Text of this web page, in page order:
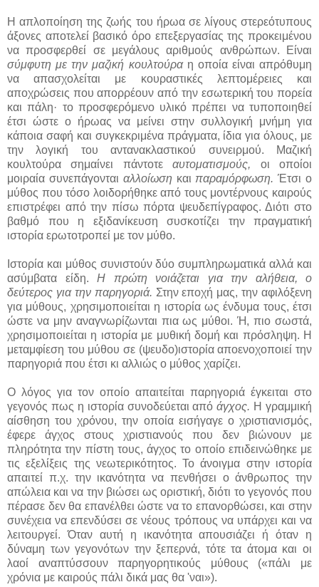
Η απλοποίηση της ζωής του ήρωα σε λίγους στερεότυπους
άξονες αποτελεί βασικό όρο επεξεργασίας της προκειμένου
να προσφερθεί σε μεγάλους αριθμούς ανθρώπων. Είναι
σύμφυτη με την μαζική κουλτούραη οποία είναι απρόθυμη
να απασχολείται με κουραστικές λεπτομέρειες και
αποχρώσεις που απορρέουν από την εσωτερική του πορεία
και πάλη· το προσφερόμενο υλικό πρέπει να τυποποιηθεί
έτσι ώστε ο ήρωας να μείνει στην συλλογική μνήμη για
κάποια σαφή και συγκεκριμένα πράγματα, ίδια για όλους, με
την λογική του αντανακλαστικού συνειρμού. Μαζική
κουλτούρα σημαίνει πάντοτεαυτοματισμούς, οι οποίοι
μοιραία συνεπάγονται αλλοίωση και παραμόρφωση. Έτσι ο
μύθος που τόσο λοιδορήθηκε από τους μοντέρνους καιρούς
επιστρέφει από την πίσω πόρτα ψευδεπίγραφος. Διότι στο
βαθμό που η εξιδανίκευση συσκοτίζει την πραγματική
ιστορία ερωτοτροπεί με τον μύθο.
Ιστορία και μύθος συνιστούν δύο συμπληρωματικά αλλά και
ασύμβατα είδη. Η πρώτη νοιάζεται για την αλήθεια, ο
δεύτερος για την παρηγοριά. Στην εποχή μας, την αφιλόξενη
για μύθους, χρησιμοποιείται η ιστορία ως ένδυμα τους, έτσι
ώστε να μην αναγνωρίζωνται πια ως μύθοι. Ή, πιο σωστά,
χρησιμοποιείται η ιστορία με μυθική δομή και πρόσληψη. Η
μεταμφίεση του μύθου σε (ψευδο)ιστορία αποενοχοποιεί την
παρηγοριά που έτσι κι αλλιώς ο μύθος χαρίζει.
Ο λόγος για τον οποίο απαιτείται παρηγοριά έγκειται στο
γεγονός πως η ιστορία συνοδεύεται απόάγχος. Η γραμμική
αίσθηση του χρόνου, την οποία εισήγαγε ο χριστιανισμός,
έφερε άγχος στους χριστιανούς που δεν βιώνουν με
πληρότητα την πίστη τους, άγχος το οποίο επιδεινώθηκε με
τις εξελίξεις της νεωτερικότητος. Το άνοιγμα στην ιστορία
απαιτεί π.χ. την ικανότητα να πενθήσει ο άνθρωπος την
απώλεια και να την βιώσει ως οριστική, διότι το γεγονός που
πέρασε δεν θα επανέλθει ώστε να το επανορθώσει, και στην
συνέχεια να επενδύσει σε νέους τρόπους να υπάρχει και να
λειτουργεί. Όταν αυτή η ικανότητα απουσιάζει ή όταν η
δύναμη των γεγονότων την ξεπερνά, τότε τα άτομα και οι
λαοί αναπτύσσουν παρηγορητικούς μύθους («πάλι με
χρόνια με καιρούς πάλι δικά μας θα 'ναι»).